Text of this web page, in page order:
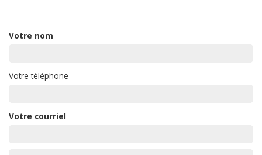
Votre nom
Votre téléphone
Votre courriel